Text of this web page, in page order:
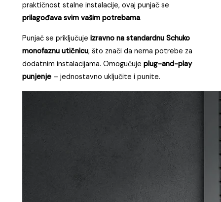
praktičnost stalne instalacije, ovaj punjač se
prilagođava svim vašim potrebama.
Punjač se priključujeizravno na standardnu Schuko
monofaznu utičnicu, što znači da nema potrebe za
dodatnim instalacijama. Omogućujeplug-and-play
punjenje – jednostavno uključite i punite.